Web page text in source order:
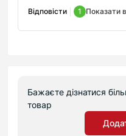
Відповісти 1 Показати
Бажаєте дізнатися
товар